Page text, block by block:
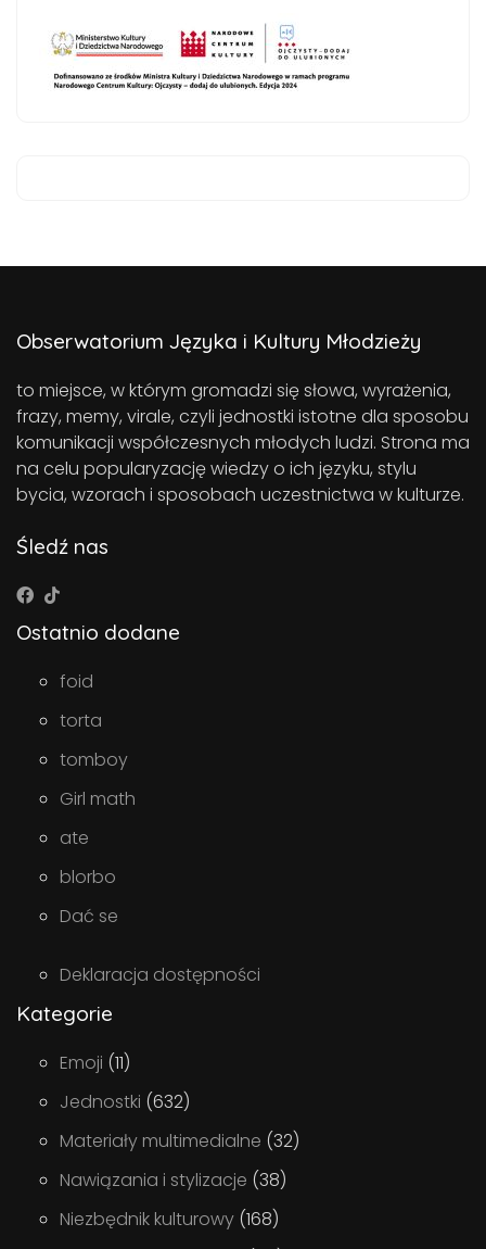
Obserwatorium Języka i Kultury Młodzieży
to miejsce, w którym gromadzi się słowa, wyrażenia,
frazy, memy, virale, czyli jednostki istotne dla sposobu
komunikacji współczesnych młodych ludzi. Strona ma
na celu popularyzację wiedzy o ich języku, stylu
bycia, wzorach i sposobach uczestnictwa w kulturze.
Śledź nas
Ostatnio dodane
foid
torta
tomboy
Girl math
ate
blorbo
Dać se
Deklaracja dostępności
Kategorie
Emoji (11)
Jednostki (632)
Materiały multimedialne (32)
Nawiązania i stylizacje (38)
Niezbędnik kulturowy (168)